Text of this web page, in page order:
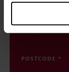
POSTCODE